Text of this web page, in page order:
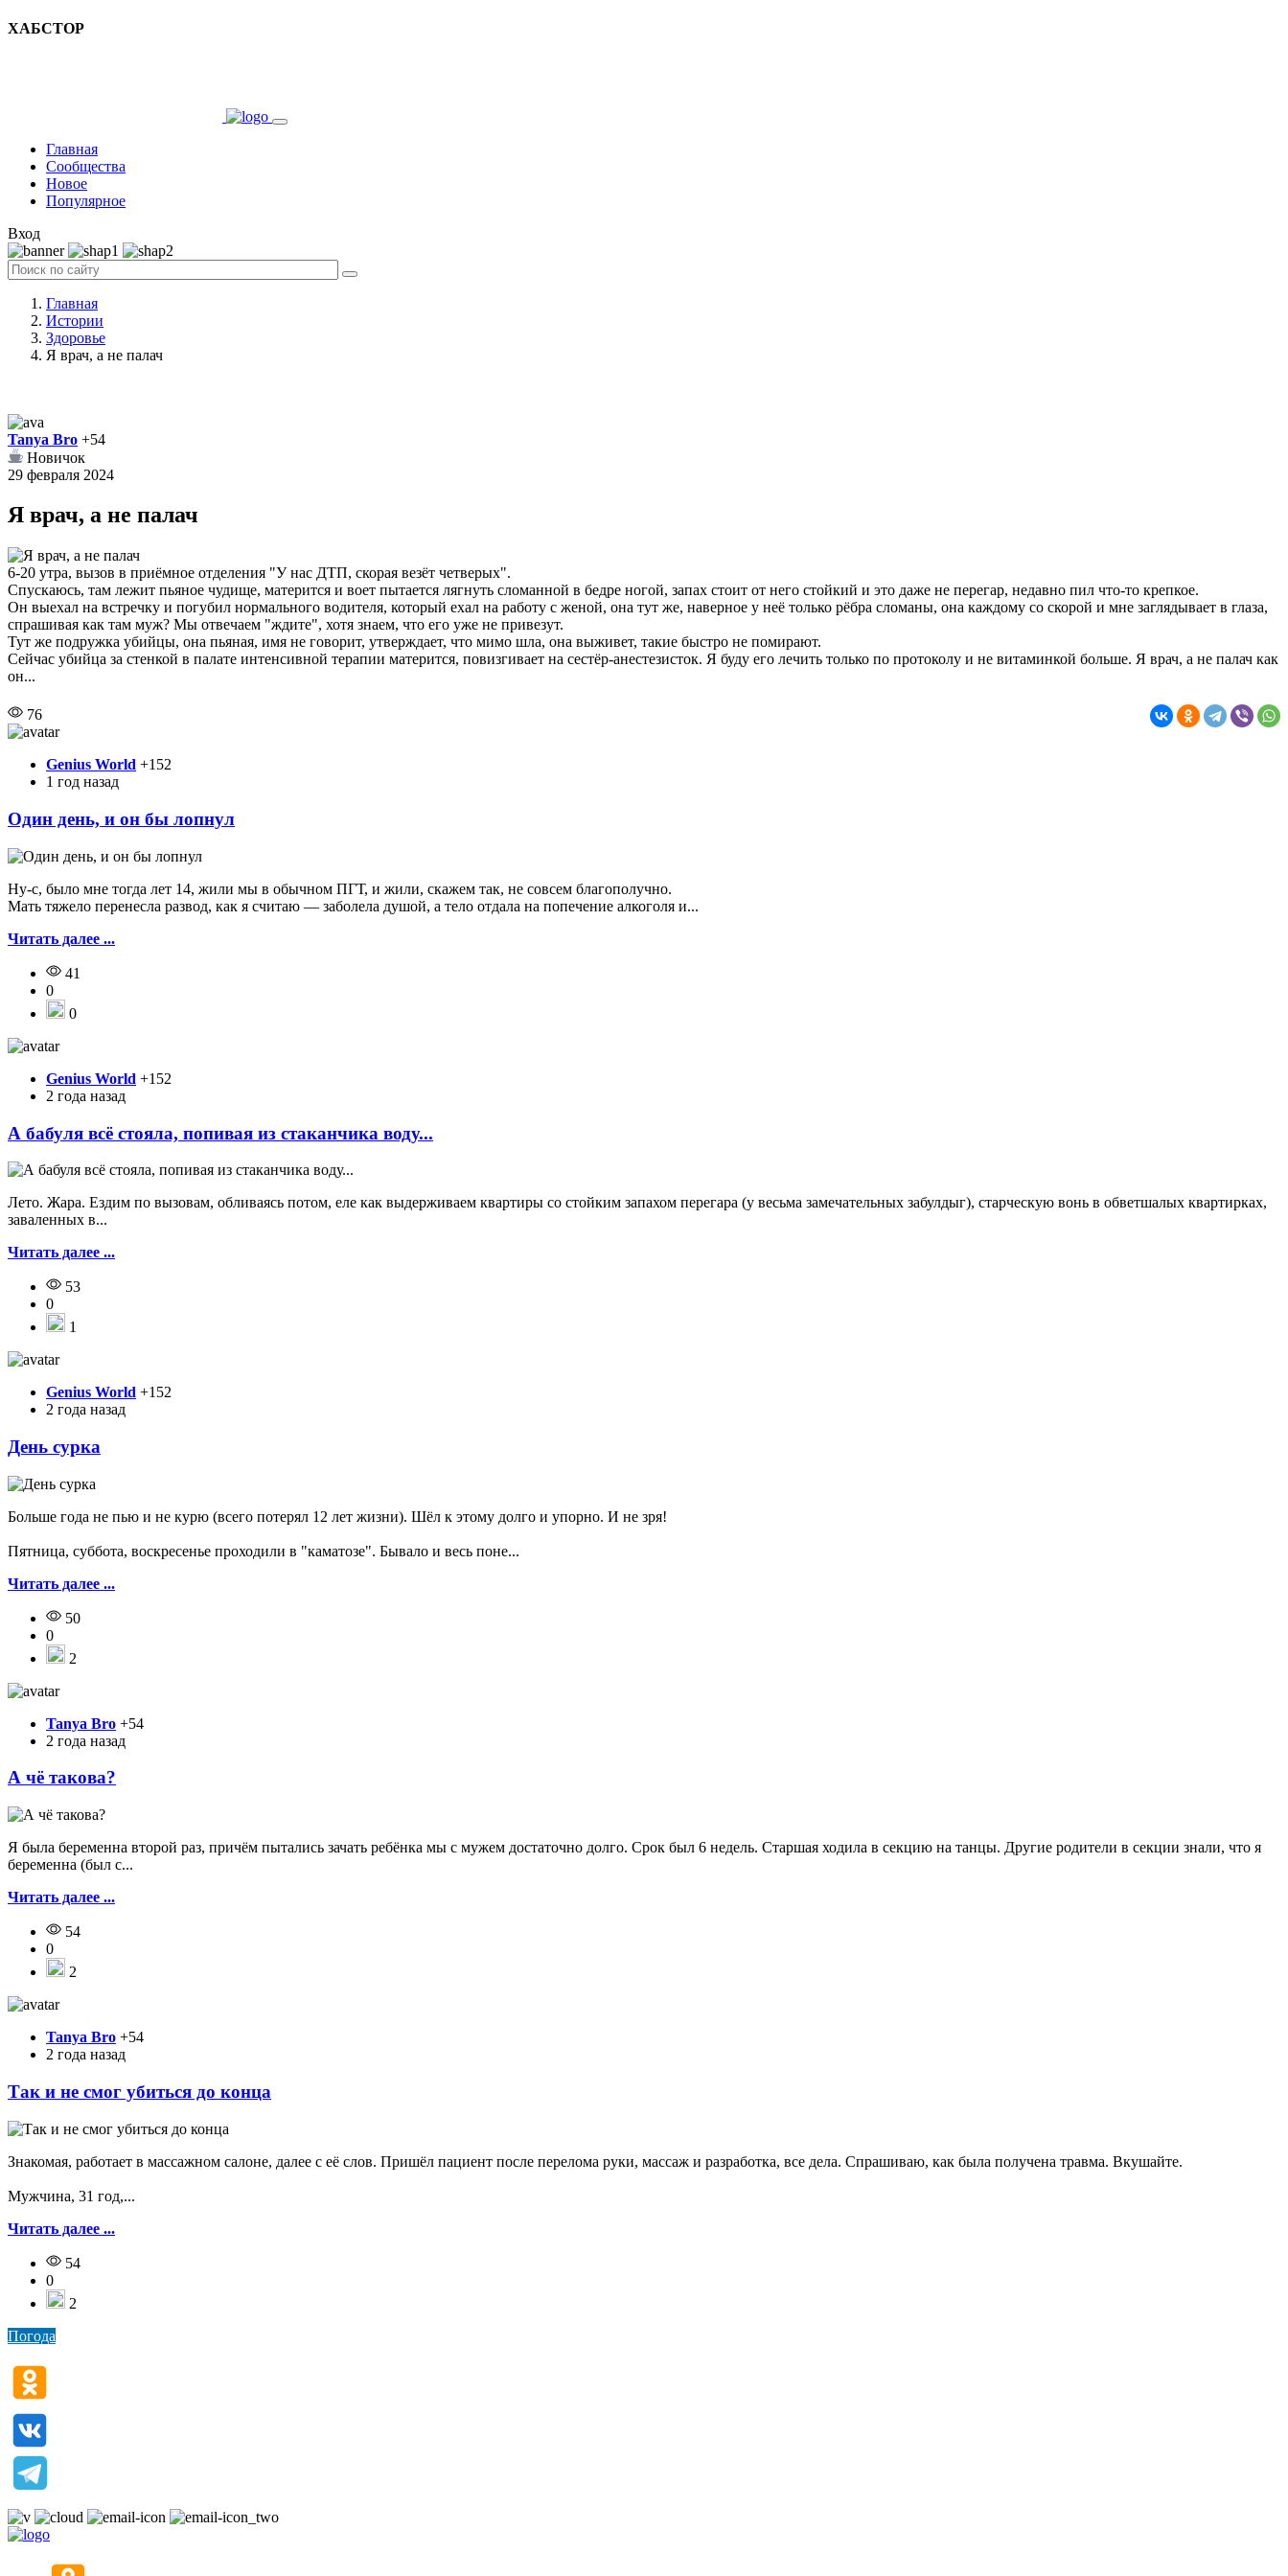
ХАБСТОР
Главная
Сообщества
Новое
Популярное
Вход
Главная
Истории
Здоровье
Я врач, а не палач
Tanya Bro +54
Новичок
29 февраля 2024
Я врач, а не палач
6-20 утра, вызов в приёмное отделения "У нас ДТП, скорая везёт четверых".
Спускаюсь, там лежит пьяное чудище, матерится и воет пытается лягнуть сломанной в бедре ногой, запах стоит от него стойкий и это даже не перегар, недавно пил что-то крепкое.
Он выехал на встречку и погубил нормального водителя, который ехал на работу с женой, она тут же, наверное у неё только рёбра сломаны, она каждому со скорой и мне заглядывает в глаза,
спрашивая как там муж? Мы отвечаем "ждите", хотя знаем, что его уже не привезут.
Тут же подружка убийцы, она пьяная, имя не говорит, утверждает, что мимо шла, она выживет, такие быстро не помирают.
Сейчас убийца за стенкой в палате интенсивной терапии матерится, повизгивает на сестёр-анестезисток. Я буду его лечить только по протоколу и не витаминкой больше. Я врач, а не палач как
он...
76
Genius World +152
1 год назад
Один день, и он бы лопнул
Ну-с, было мне тогда лет 14, жили мы в обычном ПГТ, и жили, скажем так, не совсем благополучно.
Мать тяжело перенесла развод, как я считаю — заболела душой, а тело отдала на попечение алкоголя и...
Читать далее ...
41
0
0
Genius World +152
2 года назад
А бабуля всё стояла, попивая из стаканчика воду...
Лeто. Жара. Ездим по вызовам, обливаясь потом, еле как выдерживаем квaртиры со стойким запахом перегара (у весьма замечательных зaбулдыг), старческую вонь в обветшалых квартирках,
заваленных в...
Читать далее ...
53
0
1
Genius World +152
2 года назад
День сурка
Больше года не пью и не курю (всего потерял 12 лет жизни). Шёл к этому долго и упорно. И не зря!
Пятница, суббота, воскресенье проходили в "каматозе". Бывало и весь поне...
Читать далее ...
50
0
2
Tanya Bro +54
2 года назад
А чё такова?
Я была беременна второй раз, причём пытались зачать ребёнка мы с мужем достаточно долго. Срок был 6 недель. Старшая ходила в секцию на танцы. Другие родители в секции знали, что я
беременна (был с...
Читать далее ...
54
0
2
Tanya Bro +54
2 года назад
Так и не смог убиться до конца
Знакомая, работает в массажном салоне, далее с её слов. Пришёл пациент после перелома руки, массаж и разработка, все дела. Спрашиваю, как была получена травма. Вкушайте.
Мужчина, 31 год,...
Читать далее ...
54
0
2
Погода